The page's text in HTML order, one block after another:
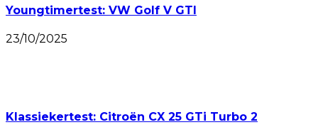
Youngtimertest: VW Golf V GTI
23/10/2025
Klassiekertest: Citroën CX 25 GTi Turbo 2